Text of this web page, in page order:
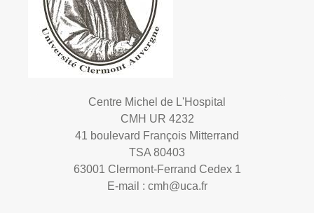
Centre Michel de L'Hospital
CMH UR 4232
41 boulevard François Mitterrand
TSA 80403
63001 Clermont-Ferrand Cedex 1
E-mail : cmh@uca.fr